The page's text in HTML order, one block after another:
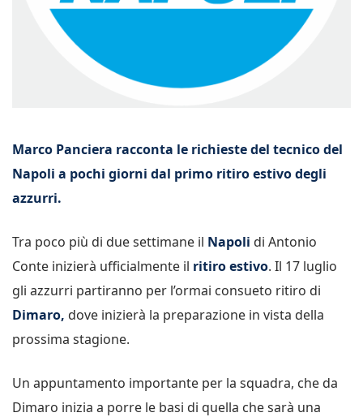
Marco Panciera racconta le richieste del tecnico del
Napoli a pochi giorni dal primo ritiro estivo degli
azzurri.
Tra poco più di due settimane il Napoli di Antonio
Conte inizierà ufficialmente il ritiro estivo. Il 17 luglio
gli azzurri partiranno per l’ormai consueto ritiro di
Dimaro, dove inizierà la preparazione in vista della
prossima stagione.
Un appuntamento importante per la squadra, che da
Dimaro inizia a porre le basi di quella che sarà una